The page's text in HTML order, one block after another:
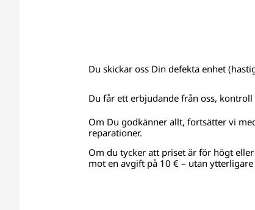
Du skickar oss Din defekta enhet
Du får ett erbjudande från oss,
Om Du godkänner allt, fortsätter vi
reparationer.
Om du tycker att priset är för högt
mot en avgift på 10 € – utan